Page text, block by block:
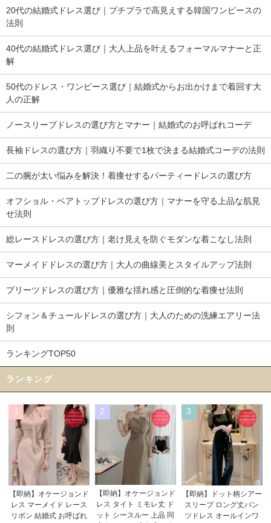
20代の結婚式ドレス選び｜プチプラで高見えする韓国ワンピースの
法則
40代の結婚式ドレス選び｜大人上品を叶えるフォーマルマナーと正
解
50代のドレス・ワンピース選び｜結婚式からお出かけまで着回す大
人の正解
ノースリーブドレスの選び方とマナー｜結婚式のお呼ばれコーデ
長袖ドレスの選び方｜羽織り不要で1枚で決まる結婚式コーデの法則
二の腕が太い悩みを解決！着痩せするパーティードレスの選び方
オフショル・ベアトップドレスの選び方｜マナーを守る上品な肌見
せ法則
総レースドレスの選び方｜老け見えを防ぐモダンな着こなし法則
マーメイドドレスの選び方｜大人の曲線美とスタイルアップ法則
プリーツドレスの選び方｜優雅な揺れ感と圧倒的な着痩せ法則
シフォン＆チュールドレスの選び方｜大人のための洗練エアリー法
則
ランキングTOP50
ランキング
1
【即納】オケージョンド
レス マーメイド レース
リボン 結婚式 お呼ばれ
2
【即納】オケージョンド
レス タイト ミモレ丈 ド
ット シースルー 上品 同
3
【即納】ドット柄シアー
スリーブ ロング丈パン
ツドレス オールインワ